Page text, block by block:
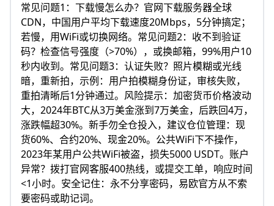
常见问题1：下载慢怎么办？官网下载服务器全球
CDN，中国用户平均下载速度20Mbps，5分钟搞定；
若慢，用WiFi或切换网络。常见问题2：收不到验证
码？检查信号强度（>70%），或换邮箱，99%用户10
秒内收到。常见问题3：认证失败？照片模糊或光线
暗，重新拍，示例：用户拍模糊身份证，审核失败，
重拍清晰后1分钟通过。风险提示：加密货币价格波动
大，2024年BTC从3万美金涨到7万美金，后跌回4万，
涨跌幅超30%。新手勿全仓投入，建议仓位管理：现
货60%、合约20%、现金20%。公共WiFi下不操作，
2023年某用户公共WiFi被盗，损失5000 USDT。账户
异常？拨打官网客服400热线，或提交工单，响应时间
<1小时。安全记住：永不分享密码，易欧官方从不索
要密码或助记词。